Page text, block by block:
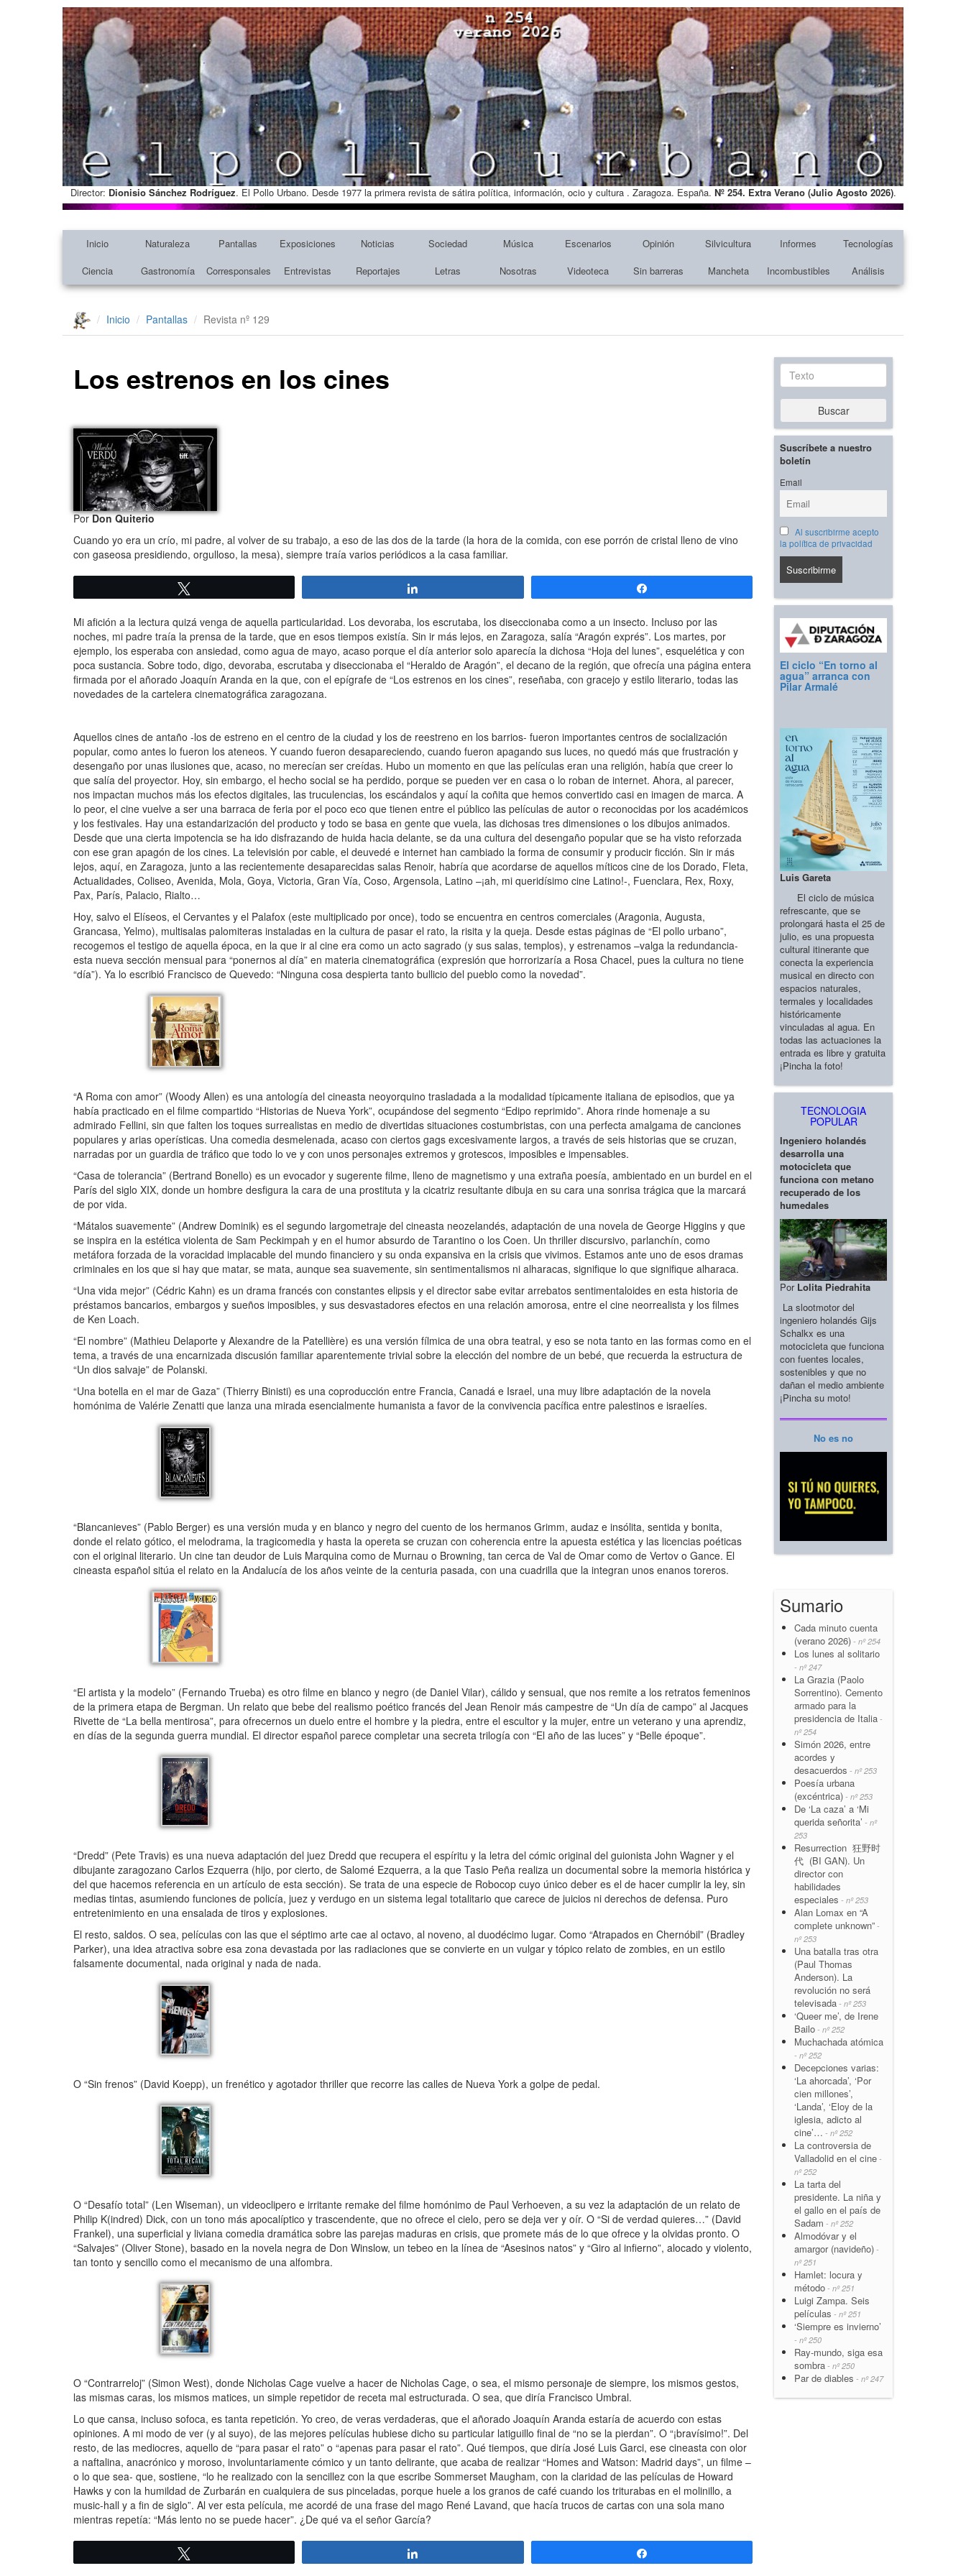
Director: Dionisio Sánchez Rodríguez. El Pollo Urbano. Desde 1977 la primera revista de sátira política, información, ocio y cultura . Zaragoza. España. Nº 254. Extra Verano (Julio Agosto 2026).
Inicio Naturaleza Pantallas Exposiciones Noticias Sociedad Música Escenarios Opinión Silvicultura Informes
Tecnologías
Ciencia
Gastronomía Corresponsales Entrevistas Reportajes Letras Nosotras Videoteca Sin barreras Mancheta Incombustibles Análisis
Inicio Pantallas Revista nº 129
Los estrenos en los cines
PorDon Quiterio
Cuando yo era un crío, mi padre, al volver de su trabajo, a eso de las dos de la tarde (la hora de la comida, con ese porrón de cristal lleno de vino
con gaseosa presidiendo, orgulloso, la mesa), siempre traía varios periódicos a la casa familiar.
Mi afición a la lectura quizá venga de aquella particularidad. Los devoraba, los escrutaba, los diseccionaba como a un insecto. Incluso por las
noches, mi padre traía la prensa de la tarde, que en esos tiempos existía. Sin ir más lejos, en Zaragoza, salía “Aragón exprés”. Los martes, por
ejemplo, los esperaba con ansiedad, como agua de mayo, acaso porque el día anterior solo aparecía la dichosa “Hoja del lunes”, esquelética y con
poca sustancia. Sobre todo, digo, devoraba, escrutaba y diseccionaba el “Heraldo de Aragón”, el decano de la región, que ofrecía una página entera
firmada por el añorado Joaquín Aranda en la que, con el epígrafe de “Los estrenos en los cines”, reseñaba, con gracejo y estilo literario, todas las
novedades de la cartelera cinematográfica zaragozana.
Aquellos cines de antaño -los de estreno en el centro de la ciudad y los de reestreno en los barrios- fueron importantes centros de socialización
popular, como antes lo fueron los ateneos. Y cuando fueron desapareciendo, cuando fueron apagando sus luces, no quedó más que frustración y
desengaño por unas ilusiones que, acaso, no merecían ser creídas. Hubo un momento en que las películas eran una religión, había que creer lo
que salía del proyector. Hoy, sin embargo, el hecho social se ha perdido, porque se pueden ver en casa o lo roban de internet. Ahora, al parecer,
nos impactan muchos más los efectos digitales, las truculencias, los escándalos y aquí la coñita que hemos convertido casi en imagen de marca. A
lo peor, el cine vuelve a ser una barraca de feria por el poco eco que tienen entre el público las películas de autor o reconocidas por los académicos
y los festivales. Hay una estandarización del producto y todo se basa en gente que vuela, las dichosas tres dimensiones o los dibujos animados.
Desde que una cierta impotencia se ha ido disfrazando de huida hacia delante, se da una cultura del desengaño popular que se ha visto reforzada
con ese gran apagón de los cines. La televisión por cable, el deuvedé e internet han cambiado la forma de consumir y producir ficción. Sin ir más
lejos, aquí, en Zaragoza, junto a las recientemente desaparecidas salas Renoir, habría que acordarse de aquellos míticos cine de los Dorado, Fleta,
Actualidades, Coliseo, Avenida, Mola, Goya, Victoria, Gran Vía, Coso, Argensola, Latino –¡ah, mi queridísimo cine Latino!-, Fuenclara, Rex, Roxy,
Pax, París, Palacio, Rialto…
Hoy, salvo el Elíseos, el Cervantes y el Palafox (este multiplicado por once), todo se encuentra en centros comerciales (Aragonia, Augusta,
Grancasa, Yelmo), multisalas palomiteras instaladas en la cultura de pasar el rato, la risita y la queja. Desde estas páginas de “El pollo urbano”,
recogemos el testigo de aquella época, en la que ir al cine era como un acto sagrado (y sus salas, templos), y estrenamos –valga la redundancia-
esta nueva sección mensual para “ponernos al día” en materia cinematográfica (expresión que horrorizaría a Rosa Chacel, pues la cultura no tiene
“día”). Ya lo escribió Francisco de Quevedo: “Ninguna cosa despierta tanto bullicio del pueblo como la novedad”.
“A Roma con amor” (Woody Allen) es una antología del cineasta neoyorquino trasladada a la modalidad típicamente italiana de episodios, que ya
había practicado en el filme compartido “Historias de Nueva York”, ocupándose del segmento “Edipo reprimido”. Ahora rinde homenaje a su
admirado Fellini, sin que falten los toques surrealistas en medio de divertidas situaciones costumbristas, con una perfecta amalgama de canciones
populares y arias operísticas. Una comedia desmelenada, acaso con ciertos gags excesivamente largos, a través de seis historias que se cruzan,
narradas por un guardia de tráfico que todo lo ve y con unos personajes extremos y grotescos, imposibles e impensables.
“Casa de tolerancia” (Bertrand Bonello) es un evocador y sugerente filme, lleno de magnetismo y una extraña poesía, ambientado en un burdel en el
París del siglo XIX, donde un hombre desfigura la cara de una prostituta y la cicatriz resultante dibuja en su cara una sonrisa trágica que la marcará
de por vida.
“Mátalos suavemente” (Andrew Dominik) es el segundo largometraje del cineasta neozelandés, adaptación de una novela de George Higgins y que
se inspira en la estética violenta de Sam Peckimpah y en el humor absurdo de Tarantino o los Coen. Un thriller discursivo, parlanchín, como
metáfora forzada de la voracidad implacable del mundo financiero y su onda expansiva en la crisis que vivimos. Estamos ante uno de esos dramas
criminales en los que si hay que matar, se mata, aunque sea suavemente, sin sentimentalismos ni alharacas, signifique lo que signifique alharaca.
“Una vida mejor” (Cédric Kahn) es un drama francés con constantes elipsis y el director sabe evitar arrebatos sentimentaloides en esta historia de
préstamos bancarios, embargos y sueños imposibles, y sus desvastadores efectos en una relación amorosa, entre el cine neorrealista y los filmes
de Ken Loach.
“El nombre” (Mathieu Delaporte y Alexandre de la Patellière) es una versión fílmica de una obra teatral, y eso se nota tanto en las formas como en el
tema, a través de una encarnizada discusión familiar aparentemente trivial sobre la elección del nombre de un bebé, que recuerda la estructura de
“Un dios salvaje” de Polanski.
“Una botella en el mar de Gaza” (Thierry Binisti) es una coproducción entre Francia, Canadá e Israel, una muy libre adaptación de la novela
homónima de Valérie Zenatti que lanza una mirada esencialmente humanista a favor de la convivencia pacífica entre palestinos e israelíes.
“Blancanieves” (Pablo Berger) es una versión muda y en blanco y negro del cuento de los hermanos Grimm, audaz e insólita, sentida y bonita,
donde el relato gótico, el melodrama, la tragicomedia y hasta la opereta se cruzan con coherencia entre la apuesta estética y las licencias poéticas
con el original literario. Un cine tan deudor de Luis Marquina como de Murnau o Browning, tan cerca de Val de Omar como de Vertov o Gance. El
cineasta español sitúa el relato en la Andalucía de los años veinte de la centuria pasada, con una cuadrilla que la integran unos enanos toreros.
“El artista y la modelo” (Fernando Trueba) es otro filme en blanco y negro (de Daniel Vilar), cálido y sensual, que nos remite a los retratos femeninos
de la primera etapa de Bergman. Un relato que bebe del realismo poético francés del Jean Renoir más campestre de “Un día de campo” al Jacques
Rivette de “La bella mentirosa”, para ofrecernos un duelo entre el hombre y la piedra, entre el escultor y la mujer, entre un veterano y una aprendiz,
en días de la segunda guerra mundial. El director español parece completar una secreta trilogía con “El año de las luces” y “Belle époque”.
“Dredd” (Pete Travis) es una nueva adaptación del juez Dredd que recupera el espíritu y la letra del cómic original del guionista John Wagner y el
dibujante zaragozano Carlos Ezquerra (hijo, por cierto, de Salomé Ezquerra, a la que Tasio Peña realiza un documental sobre la memoria histórica y
del que hacemos referencia en un artículo de esta sección). Se trata de una especie de Robocop cuyo único deber es el de hacer cumplir la ley, sin
medias tintas, asumiendo funciones de policía, juez y verdugo en un sistema legal totalitario que carece de juicios ni derechos de defensa. Puro
entretenimiento en una ensalada de tiros y explosiones.
El resto, saldos. O sea, películas con las que el séptimo arte cae al octavo, al noveno, al duodécimo lugar. Como “Atrapados en Chernóbil” (Bradley
Parker), una idea atractiva sobre esa zona devastada por las radiaciones que se convierte en un vulgar y tópico relato de zombies, en un estilo
falsamente documental, nada original y nada de nada.
O “Sin frenos” (David Koepp), un frenético y agotador thriller que recorre las calles de Nueva York a golpe de pedal.
O “Desafío total” (Len Wiseman), un videoclipero e irritante remake del filme homónimo de Paul Verhoeven, a su vez la adaptación de un relato de
Philip K(indred) Dick, con un tono más apocalíptico y trascendente, que no ofrece el cielo, pero se deja ver y oír. O “Si de verdad quieres…” (David
Frankel), una superficial y liviana comedia dramática sobre las parejas maduras en crisis, que promete más de lo que ofrece y la olvidas pronto. O
“Salvajes” (Oliver Stone), basado en la novela negra de Don Winslow, un tebeo en la línea de “Asesinos natos” y “Giro al infierno”, alocado y violento,
tan tonto y sencillo como el mecanismo de una alfombra.
O “Contrarreloj” (Simon West), donde Nicholas Cage vuelve a hacer de Nicholas Cage, o sea, el mismo personaje de siempre, los mismos gestos,
las mismas caras, los mismos matices, un simple repetidor de receta mal estructurada. O sea, que diría Francisco Umbral.
Lo que cansa, incluso sofoca, es tanta repetición. Yo creo, de veras verdaderas, que el añorado Joaquín Aranda estaría de acuerdo con estas
opiniones. A mi modo de ver (y al suyo), de las mejores películas hubiese dicho su particular latiguillo final de “no se la pierdan”. O “¡bravísimo!”. Del
resto, de las mediocres, aquello de “para pasar el rato” o “apenas para pasar el rato”. Qué tiempos, que diría José Luis Garci, ese cineasta con olor
a naftalina, anacrónico y moroso, involuntariamente cómico y un tanto delirante, que acaba de realizar “Homes and Watson: Madrid days”, un filme –
o lo que sea- que, sostiene, “lo he realizado con la sencillez con la que escribe Sommerset Maugham, con la claridad de las películas de Howard
Hawks y con la humildad de Zurbarán en cualquiera de sus pinceladas, porque huele a los granos de café cuando los triturabas en el molinillo, a
music-hall y a fin de siglo”. Al ver esta película, me acordé de una frase del mago René Lavand, que hacía trucos de cartas con una sola mano
mientras repetía: “Más lento no se puede hacer”. ¿De qué va el señor García?
Texto
Buscar
Suscríbete a nuestro
boletín
Email
Al suscribirme acepto
la política de privacidad
El ciclo “En torno al
agua” arranca con
Pilar Armalé
Luis Gareta
El ciclo de música
refrescante, que se
prolongará hasta el 25 de
julio, es una propuesta
cultural itinerante que
conecta la experiencia
musical en directo con
espacios naturales,
termales y localidades
históricamente
vinculadas al agua. En
todas las actuaciones la
entrada es libre y gratuita
¡Pincha la foto!
TECNOLOGIA
POPULAR
Ingeniero holandés
desarrolla una
motocicleta que
funciona con metano
recuperado de los
humedales
Por Lolita Piedrahita
La slootmotor del
ingeniero holandés Gijs
Schalkx es una
motocicleta que funciona
con fuentes locales,
sostenibles y que no
dañan el medio ambiente
¡Pincha su moto!
No es no
Sumario
Cada minuto cuenta
(verano 2026) - nº 254
Los lunes al solitario
- nº 247
La Grazia (Paolo
Sorrentino). Cemento
armado para la
presidencia de Italia -
nº 254
Simón 2026, entre
acordes y
desacuerdos - nº 253
Poesía urbana
(excéntrica) - nº 253
De ‘La caza’ a ‘Mi
querida señorita’ - nº
253
Resurrection 狂野时
代 (BI GAN). Un
director con
habilidades
especiales - nº 253
Alan Lomax en “A
complete unknown” -
nº 253
Una batalla tras otra
(Paul Thomas
Anderson). La
revolución no será
televisada - nº 253
‘Queer me’, de Irene
Bailo - nº 252
Muchachada atómica
- nº 252
Decepciones varias:
‘La ahorcada’, ‘Por
cien millones’,
‘Landa’, ‘Eloy de la
iglesia, adicto al
cine’… - nº 252
La controversia de
Valladolid en el cine -
nº 252
La tarta del
presidente. La niña y
el gallo en el país de
Sadam - nº 252
Almodóvar y el
amargor (navideño) -
nº 251
Hamlet: locura y
método - nº 251
Luigi Zampa. Seis
películas - nº 251
‘Siempre es invierno’
- nº 250
Ray-mundo, siga esa
sombra - nº 250
Par de diables - nº 247